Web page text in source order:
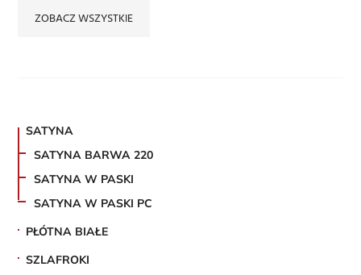
ZOBACZ WSZYSTKIE
SATYNA
SATYNA BARWA 220
SATYNA W PASKI
SATYNA W PASKI PC
PŁÓTNA BIAŁE
SZLAFROKI